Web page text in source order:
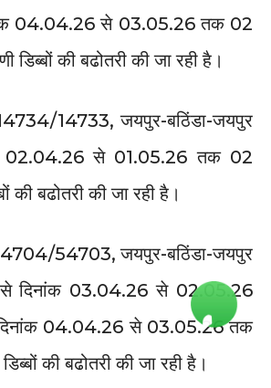
04.04.26 से 03.05.26 तक 02
डिब्बों की बढोतरी की जा रही है।
14733, जयपुर-बठिंडा-जयपुर
02.04.26 से 01.05.26 तक 02
की बढोतरी की जा रही है।
54703, जयपुर-बठिंडा-जयपुर
दिनांक 03.04.26 से 02.05.26
04.04.26 से 03.05.26 तक
की बढोतरी की जा रही है।